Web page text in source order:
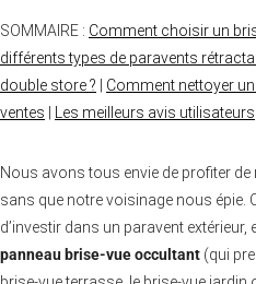
SOMMAIRE : Comment choisir un
différents types de paravents
double store ?
Comment nettoyer
ventes
Les meilleurs avis utilisateurs
Nous avons tous envie de profiter
sans que notre voisinage nous épie.
d’investir dans un paravent
panneau brise-vue occultant (qui